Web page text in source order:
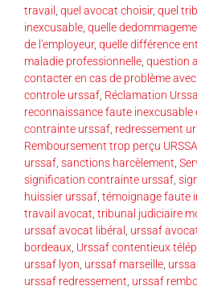
travail quel avocat choisir, quel
inexcusable quelle
de l'employeur, quelle différence
maladie professionnelle question
contacter en cas de problème
controle urssaf Réclamation
reconnaissance faute inexcusable
contrainte urssaf redressement
Remboursement trop perçu
urssaf sanctions harcèlement
signification contrainte urssaf
huissier urssaf témoignage faute
travail avocat tribunal judiciaire
urssaf avocat libéral
urssaf
bordeaux Urssaf contentieux
urssaf lyon urssaf marseille
urssaf redressement urssaf